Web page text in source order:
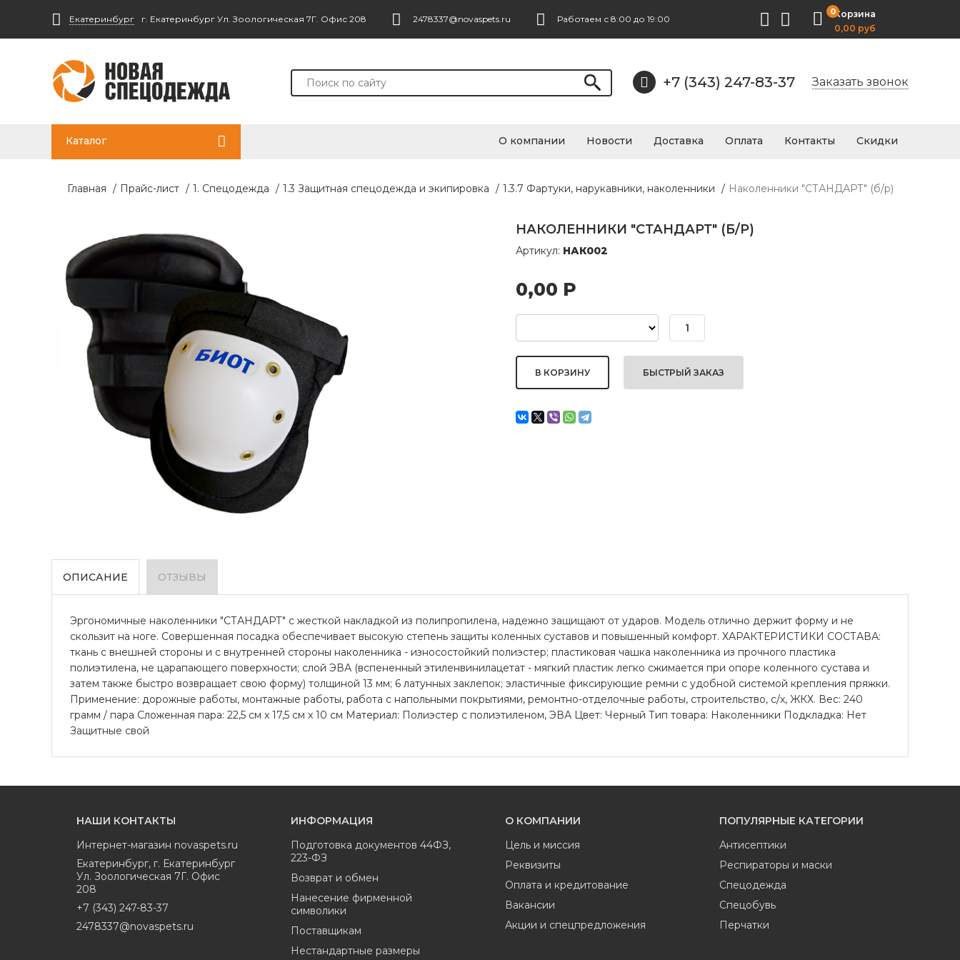
Екатеринбург г. Екатеринбург Ул. Зоологическая 7Г. Офис 208 2478337@novaspets.ru Работаем с 8:00 до 19:00
0Корзина
0,00 руб
+7 (343) 247-83-37 Заказать звонок
Каталог О компании Новости Доставка Оплата Контакты Скидки
Главная / Прайс-лист / 1. Спецодежда / 1.3 Защитная спецодежда и экипировка / 1.3.7 Фартуки, нарукавники, наколенники / Наколенники "СТАНДАРТ" (б/р)
НАКОЛЕННИКИ "СТАНДАРТ" (Б/Р)
Артикул: НАК002
0,00 Р
БЫСТРЫЙ ЗАКАЗ
ОПИСАНИЕ ОТЗЫВЫ
Эргономичные наколенники "СТАНДАРТ" с жесткой накладкой из полипропилена, надежно защищают от ударов. Модель отлично держит форму и не
скользит на ноге. Совершенная посадка обеспечивает высокую степень защиты коленных суставов и повышенный комфорт. ХАРАКТЕРИСТИКИ СОСТАВА:
ткань с внешней стороны и с внутренней стороны наколенника - износостойкий полиэстер; пластиковая чашка наколенника из прочного пластика
полиэтилена, не царапающего поверхности; слой ЭВА (вспененный этиленвинилацетат - мягкий пластик легко сжимается при опоре коленного сустава и
затем также быстро возвращает свою форму) толщиной 13 мм; 6 латунных заклепок; эластичные фиксирующие ремни с удобной системой крепления пряжки.
Применение: дорожные работы, монтажные работы, работа с напольными покрытиями, ремонтно-отделочные работы, строительство, с/х, ЖКХ. Вес: 240
грамм / пара Сложенная пара: 22,5 см x 17,5 см x 10 см Материал: Полиэстер с полиэтиленом, ЭВА Цвет: Черный Тип товара: Наколенники Подкладка: Нет
Защитные свой
НАШИ КОНТАКТЫ
Интернет-магазин novaspets.ru
Екатеринбург, г. Екатеринбург
Ул. Зоологическая 7Г. Офис
208
+7 (343) 247-83-37
2478337@novaspets.ru
ИНФОРМАЦИЯ
Подготовка документов 44ФЗ,
223-ФЗ
Возврат и обмен
Нанесение фирменной
символики
Поставщикам
Нестандартные размеры
О КОМПАНИИ
Цель и миссия
Реквизиты
Оплата и кредитование
Вакансии
Акции и спецпредложения
ПОПУЛЯРНЫЕ КАТЕГОРИИ
Антисептики
Респираторы и маски
Спецодежда
Спецобувь
Перчатки